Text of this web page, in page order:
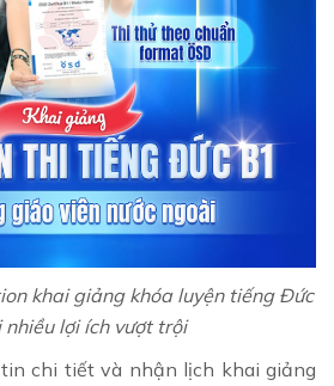
khai giảng khóa luyện tiếng Đức
nhiều lợi ích vượt trội
chi tiết và nhận lịch khai giảng